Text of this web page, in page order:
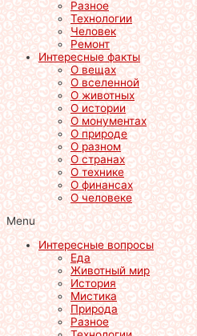
Разное
Технологии
Человек
Ремонт
Интересные факты
О вещах
О вселенной
О животных
О истории
О монументах
О природе
О разном
О странах
О технике
О финансах
О человеке
Menu
Интересные вопросы
Еда
Животный мир
История
Мистика
Природа
Разное